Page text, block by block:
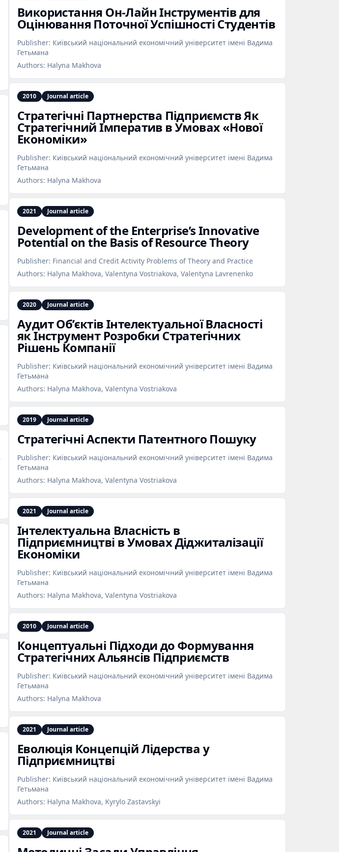
Використання Он‑Лайн Інструментів для
Оцінювання Поточної Успішності Студентів
Publisher: Київський національний економічний університет імені Вадима
Гетьмана
Authors: Halyna Makhova
2010 Journal article
Стратегічні Партнерства Підприємств Як
Стратегічний Імператив в Умовах «Нової
Економіки»
Publisher: Київський національний економічний університет імені Вадима
Гетьмана
Authors: Halyna Makhova
2021 Journal article
Development of the Enterprise’s Innovative
Potential on the Basis of Resource Theory
Publisher: Financial and Credit Activity Problems of Theory and Practice
Authors: Halyna Makhova, Valentyna Vostriakova, Valentyna Lavrenenko
2020 Journal article
Аудит Об’єктів Інтелектуальної Власності
як Інструмент Розробки Стратегічних
Рішень Компанії
Publisher: Київський національний економічний університет імені Вадима
Гетьмана
Authors: Halyna Makhova, Valentyna Vostriakova
2019 Journal article
Стратегічні Аспекти Патентного Пошуку
Publisher: Київський національний економічний університет імені Вадима
Гетьмана
Authors: Halyna Makhova, Valentyna Vostriakova
2021 Journal article
Інтелектуальна Власність в
Підприємництві в Умовах Діджиталізації
Економіки
Publisher: Київський національний економічний університет імені Вадима
Гетьмана
Authors: Halyna Makhova, Valentyna Vostriakova
2010 Journal article
Концептуальні Підходи до Формування
Стратегічних Альянсів Підприємств
Publisher: Київський національний економічний університет імені Вадима
Гетьмана
Authors: Halyna Makhova
2021 Journal article
Еволюція Концепцій Лідерства у
Підприємництві
Publisher: Київський національний економічний університет імені Вадима
Гетьмана
Authors: Halyna Makhova, Kyrylo Zastavskyi
2021 Journal article